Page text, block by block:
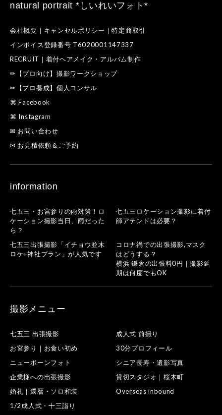
natural portrait *しいれいフォト*
会社概要｜キャンセルポリシー｜特定商取引
インボイス登録番号 T6020001147337
RECRUIT｜着付ヘアメイク・アルバム制作
✏【プロ向け】撮影ワークショップ
✏【プロ養成】個人コンサル
⌘ Facebook
⌘ Instagram
✉ お問い合わせ
✉ お見積依頼＆ご予約
information
七五三・お宮参りの雨対策！ロ
ケーション撮影当日、雨だった
ら？
七五三ロケーション撮影に着付
師アテンドは必要？
七五三出張撮影「イチョウ並木
ロケ+神社プラン」が人気です
コロナ禍での出張撮影,マスク
はどうする？
横浜 鎌倉の出張料0円｜撮影延
期は何度でもOK
撮影メニュー
七五三 出張撮影
成人式 前撮り
お宮参り｜お食い初め
30分プロフィール
ニューボーンフォト
シニア長寿・遺影写真
企業様への出張撮影
貸切スタジオ｜桜木町
婚礼｜還暦・ソロ和装
Overseas inbound
1/2成人式・十三詣り